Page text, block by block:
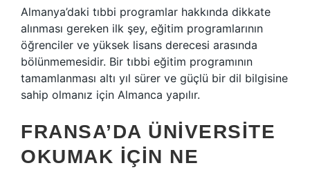
Almanya’daki tıbbi programlar hakkında dikkate
alınması gereken ilk şey, eğitim programlarının
öğrenciler ve yüksek lisans derecesi arasında
bölünmemesidir. Bir tıbbi eğitim programının
tamamlanması altı yıl sürer ve güçlü bir dil bilgisine
sahip olmanız için Almanca yapılır.
FRANSA’DA ÜNIVERSITE
OKUMAK IÇIN NE